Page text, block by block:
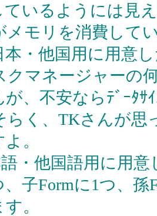
ているようには見
メモリを消費して
本・他国用に用意
クマネージャーの
が、不安ならﾃﾞｰﾀ
らく、TKさんが思
。
・他国語用に用
、子Formに1つ、
。